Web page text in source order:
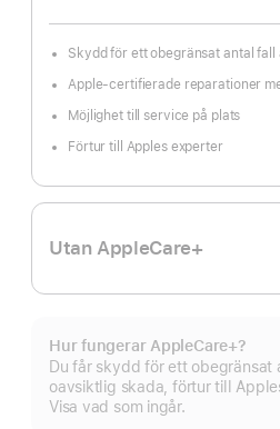
Skydd för ett obegränsat antal
Fotnot
Apple-certifierade reparationer
Möjlighet till service på plats
Förtur till Apples experter
Utan AppleCare+
Hur fungerar AppleCare+?
Du får skydd för ett obegränsat
oavsiktlig skada, förtur till
Visa vad som ingår.